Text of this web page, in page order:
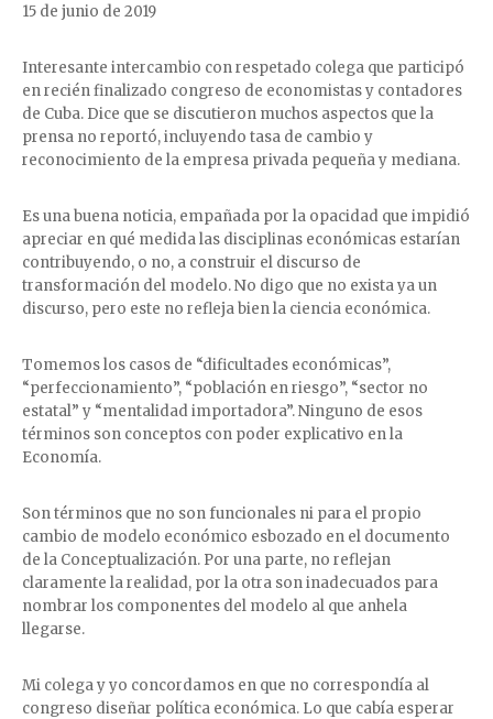
15 de junio de 2019
Interesante intercambio con respetado colega que participó
en recién finalizado congreso de economistas y contadores
de Cuba. Dice que se discutieron muchos aspectos que la
prensa no reportó, incluyendo tasa de cambio y
reconocimiento de la empresa privada pequeña y mediana.
Es una buena noticia, empañada por la opacidad que impidió
apreciar en qué medida las disciplinas económicas estarían
contribuyendo, o no, a construir el discurso de
transformación del modelo. No digo que no exista ya un
discurso, pero este no refleja bien la ciencia económica.
Tomemos los casos de “dificultades económicas”,
“perfeccionamiento”, “población en riesgo”, “sector no
estatal” y “mentalidad importadora”. Ninguno de esos
términos son conceptos con poder explicativo en la
Economía.
Son términos que no son funcionales ni para el propio
cambio de modelo económico esbozado en el documento
de la Conceptualización. Por una parte, no reflejan
claramente la realidad, por la otra son inadecuados para
nombrar los componentes del modelo al que anhela
llegarse.
Mi colega y yo concordamos en que no correspondía al
congreso diseñar política económica. Lo que cabía esperar